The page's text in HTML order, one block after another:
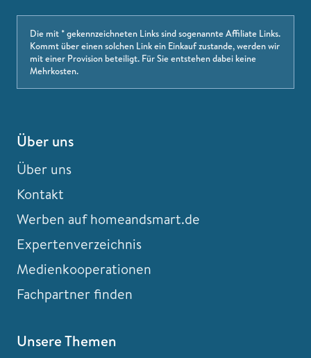
Die mit * gekennzeichneten Links sind sogenannte Affiliate Links.
Kommt über einen solchen Link ein Einkauf zustande, werden wir
mit einer Provision beteiligt. Für Sie entstehen dabei keine
Mehrkosten.
Über uns
Über uns
Kontakt
Werben auf homeandsmart.de
Expertenverzeichnis
Medienkooperationen
Fachpartner finden
Unsere Themen